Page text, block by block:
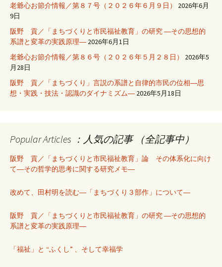
老爺心お節介情報／第８７号（２０２６年６月９日）
2026年6月
9日
阪野 貢／「まちづくりと市民福祉教育」の研究 ―その思想的
系譜と変革の実践原理― 2026年6月1日
老爺心お節介情報／第８６号（２０２６年５月２８日）
2026年5
月28日
阪野 貢／「まちづくり」言説の系譜と自律的市民の位相―思
想・実践・技法・認識のダイナミズム― 2026年5月18日
Popular Articles ：人気の記事 （全記事中）
阪野 貢／「まちづくりと市民福祉教育」論 その体系化に向け
て―その哲学的思考に関する研究メモ―
改めて、田村明を読む―「まちづくり３部作」について―
阪野 貢／「まちづくりと市民福祉教育」の研究 ―その思想的
系譜と変革の実践原理―
「福祉」と “ふくし” 、そして幸福学